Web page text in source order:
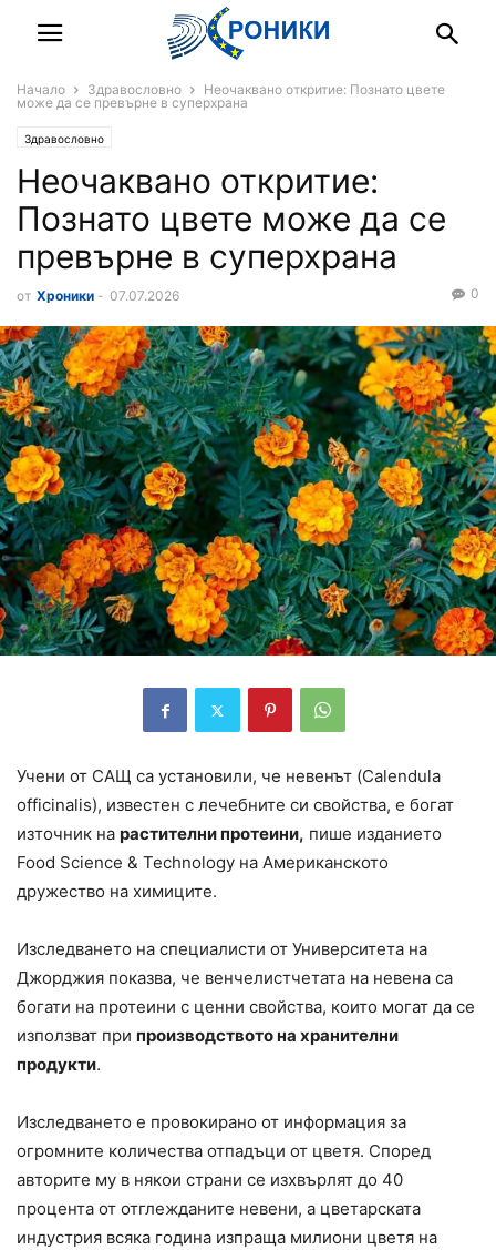
Начало Здравословно
Неочаквано откритие: Познато цвете
може да се превърне в суперхрана
Здравословно
Неочаквано откритие:
Познато цвете може да се
превърне в суперхрана
от Хроники - 07.07.2026 0
Учени от САЩ са установили, че невенът (Calendula
officinalis), известен с лечебните си свойства, е богат
източник на растителни протеини, пише изданието
Food Science & Technology на Американското
дружество на химиците.
Изследването на специалисти от Университета на
Джорджия показва, че венчелистчетата на невена са
богати на протеини с ценни свойства, които могат да се
използват при производството на хранителни
продукти.
Изследването е провокирано от информация за
огромните количества отпадъци от цветя. Според
авторите му в някои страни се изхвърлят до 40
процента от отглежданите невени, а цветарската
индустрия всяка година изпраща милиони цветя на